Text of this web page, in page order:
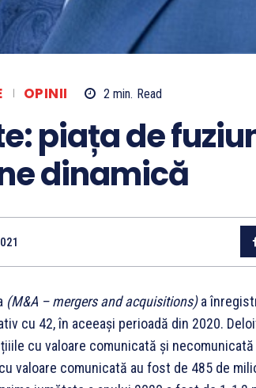
OPINII 2 min. Read
piața de
dinamică
(M&A – mergers and acquisitions)a
cu 42, în aceeași perioadă din 2020.
cu valoare comunicată și necomunicată
valoare comunicată au fost de 485 de